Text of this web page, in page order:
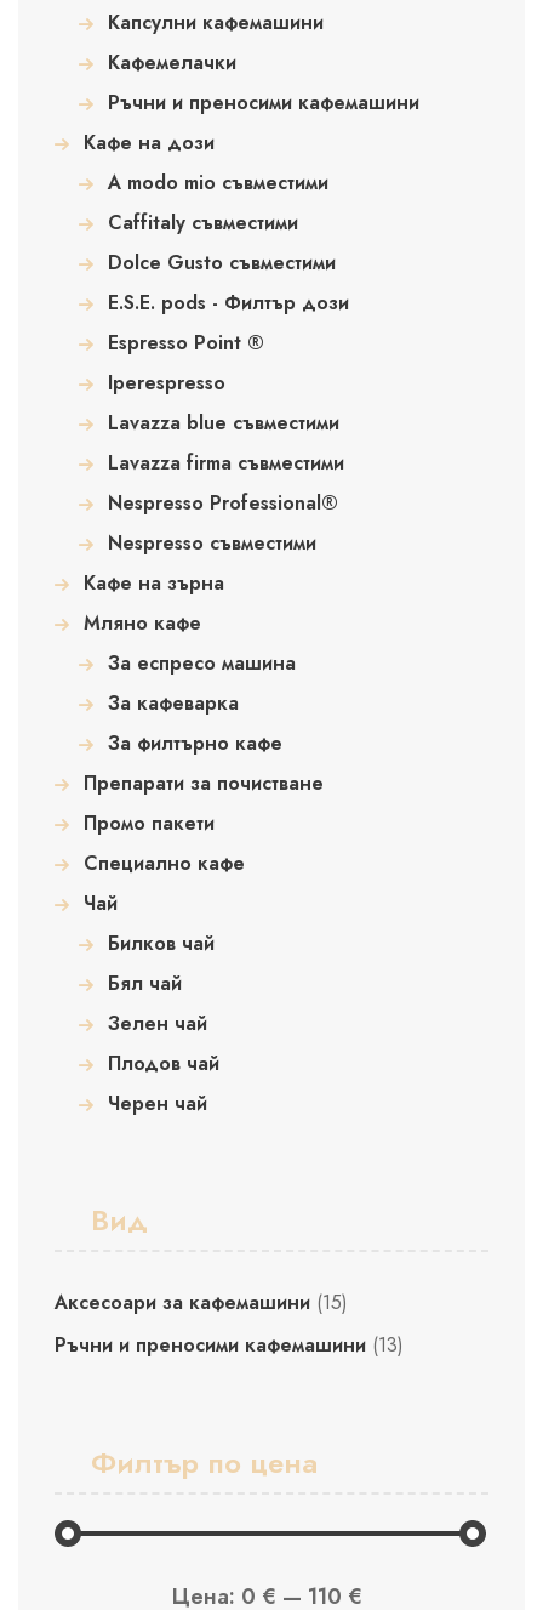
Капсулни кафемашини
Кафемелачки
Ръчни и преносими кафемашини
Кафе на дози
A modo mio съвместими
Caffitaly съвместими
Dolce Gusto съвместими
E.S.E. pods - Филтър дози
Espresso Point ®
Iperespresso
Lavazza blue съвместими
Lavazza firma съвместими
Nespresso Professional®
Nespresso съвместими
Кафе на зърна
Мляно кафе
За еспресо машина
За кафеварка
За филтърно кафе
Препарати за почистване
Промо пакети
Специално кафе
Чай
Билков чай
Бял чай
Зелен чай
Плодов чай
Черен чай
Вид
Аксесоари за кафемашини (15)
Ръчни и преносими кафемашини (13)
Филтър по цена
Цена: 0 € — 110 €